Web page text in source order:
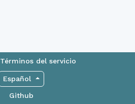
Términos del servicio
Español
Github